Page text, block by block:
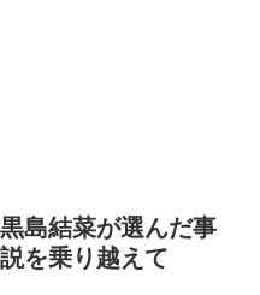
島結菜が選んだ事
を乗り越えて